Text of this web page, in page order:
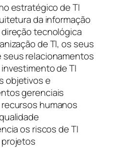
estratégico de TI
da informação
tecnológica
de TI, os seus
seus relacionamentos
de TI
objetivos e
gerenciais
humanos
os riscos de TI